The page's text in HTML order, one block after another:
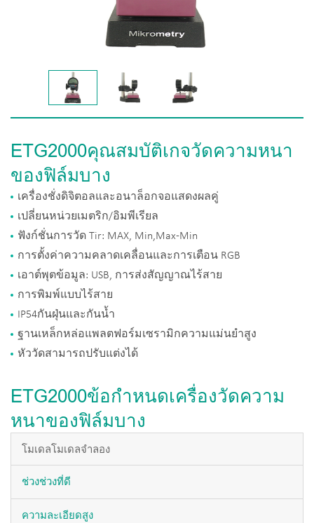
ETG2000คุณสมบัติเกจวัดความหนา
ของฟิล์มบาง
เครื่องชั่งดิจิตอลและอนาล็อกจอแสดงผลคู่
เปลี่ยนหน่วยเมตริก/อิมพีเรียล
ฟังก์ชั่นการวัด Tir: MAX, Min,Max-Min
การตั้งค่าความคลาดเคลื่อนและการเตือน RGB
เอาต์พุตข้อมูล: USB, การส่งสัญญาณไร้สาย
การพิมพ์แบบไร้สาย
IP54กันฝุ่นและกันน้ำ
ฐานเหล็กหล่อแพลตฟอร์มเซรามิกความแม่นยำสูง
หัววัดสามารถปรับแต่งได้
ETG2000ข้อกำหนดเครื่องวัดความ
หนาของฟิล์มบาง
โมเดลโมเดลจำลอง
ช่วงช่วงที่ดี
ความละเอียดสูง